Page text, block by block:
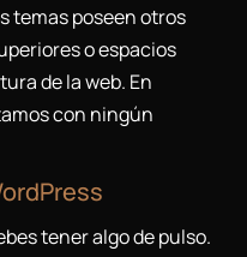
temas poseen otros
o espacios
de la web. En
con ningún
tener algo de pulso.